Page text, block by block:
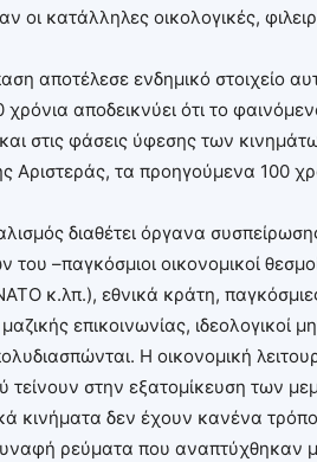
οι κατάλληλες οικολογικές,
αποτέλεσε ενδημικό στοιχείο
χρόνια αποδεικνύει ότι το
στις φάσεις ύφεσης των
Αριστεράς, τα προηγούμενα 100
διαθέτει όργανα
του –παγκόσμιοι οικονομικοί
κ.λπ.), εθνικά κράτη,
επικοινωνίας, ιδεολογικοί
Η οικονομική
τείνουν στην εξατομίκευση των
κινήματα δεν έχουν κανένα
ρεύματα που αναπτύχθηκαν